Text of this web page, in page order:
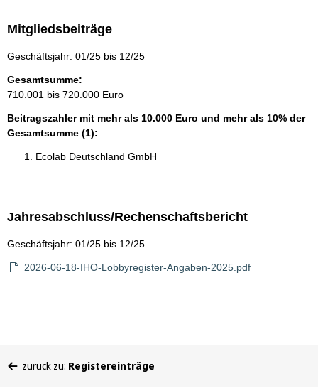
Mitgliedsbeiträge
Geschäftsjahr: 01/25 bis 12/25
Gesamtsumme:
710.001 bis 720.000 Euro
Beitragszahler mit mehr als 10.000 Euro und mehr als 10% der
Gesamtsumme (1):
Ecolab Deutschland GmbH
Jahresabschluss/Rechenschaftsbericht
Geschäftsjahr: 01/25 bis 12/25
2026-06-18-IHO-Lobbyregister-Angaben-2025.pdf
befinden
zurück zu: Registereinträge